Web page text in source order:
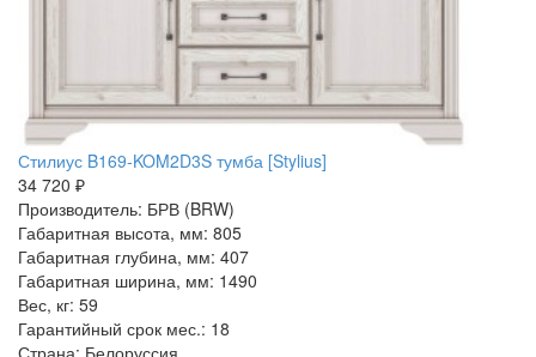
Стилиус B169-KOM2D3S тумба [Stylius]
34 720 ₽
Производитель: БРВ (BRW)
Габаритная высота, мм: 805
Габаритная глубина, мм: 407
Габаритная ширина, мм: 1490
Вес, кг: 59
Гарантийный срок мес.: 18
Страна: Белоруссия